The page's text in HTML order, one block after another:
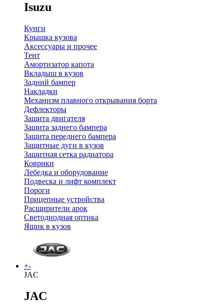
Isuzu
Кунги
Крышка кузова
Аксессуары и прочее
Тент
Амортизатор капота
Вкладыш в кузов
Задний бампер
Накладки
Механизм плавного открывания борта
Дефлекторы
Защита двигателя
Защита заднего бампера
Защита переднего бампера
Защитные дуги в кузов
Защитная сетка радиатора
Коврики
Лебедка и оборудование
Подвеска и лифт комплект
Пороги
Прицепные устройства
Расширители арок
Светодиодная оптика
Ящик в кузов
+-
JAC
JAC